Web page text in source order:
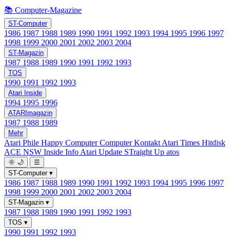
📚 Computer-Magazine
ST-Computer
1986 1987 1988 1989 1990 1991 1992 1993 1994 1995 1996 1997
1998 1999 2000 2001 2002 2003 2004
ST-Magazin
1987 1988 1989 1990 1991 1992 1993
TOS
1990 1991 1992 1993
Atari Inside
1994 1995 1996
ATARImagazin
1987 1988 1989
Mehr
Atari Phile Happy ComputerComputer Kontakt Atari Times Hitdisk
ACE NSW Inside Info Atari Update STraight Up atos
🌞 🌙
☰
ST-Computer ▾
1986 1987 1988 1989 1990 1991 1992 1993 1994 1995 1996 1997
1998 1999 2000 2001 2002 2003 2004
ST-Magazin ▾
1987 1988 1989 1990 1991 1992 1993
TOS ▾
1990 1991 1992 1993